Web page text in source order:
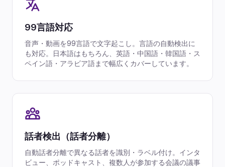
99言語対応
音声・動画を99言語で文字起こし。言語の自動検出に
も対応。日本語はもちろん、英語・中国語・韓国語・ス
ペイン語・アラビア語まで幅広くカバーしています。
話者検出（話者分離）
自動話者分離で異なる話者を識別・ラベル付け。インタ
ビュー、ポッドキャスト、複数人が参加する会議の議事